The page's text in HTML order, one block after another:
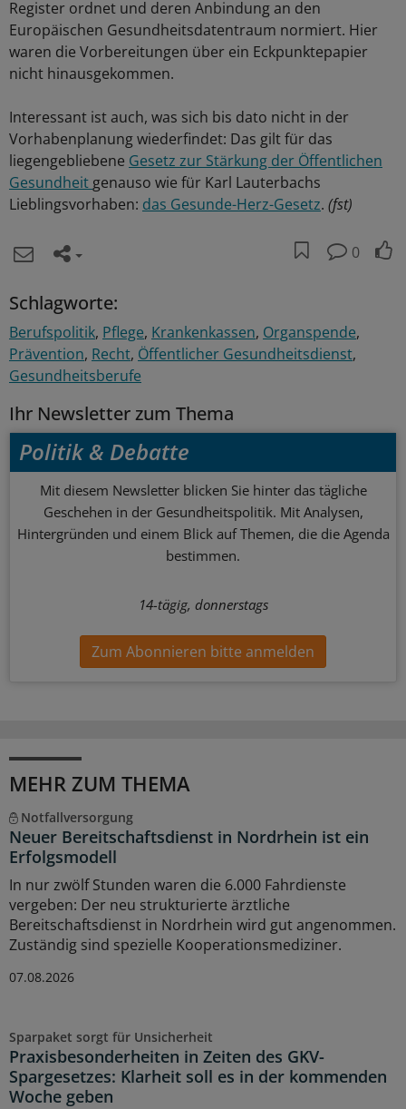
Register ordnet und deren Anbindung an den
Europäischen Gesundheitsdatentraum normiert. Hier
waren die Vorbereitungen über ein Eckpunktepapier
nicht hinausgekommen.
Interessant ist auch, was sich bis dato nicht in der
Vorhabenplanung wiederfindet: Das gilt für das
liegengebliebene Gesetz zur Stärkung der Öffentlichen
Gesundheit genauso wie für Karl Lauterbachs
Lieblingsvorhaben: das Gesunde-Herz-Gesetz. (fst)
0
Schlagworte:
Berufspolitik Pflege Krankenkassen Organspende
Prävention Recht Öffentlicher Gesundheitsdienst
Gesundheitsberufe
Ihr Newsletter zum Thema
Politik & Debatte
Mit diesem Newsletter blicken Sie hinter das tägliche
Geschehen in der Gesundheitspolitik. Mit Analysen,
Hintergründen und einem Blick auf Themen, die die Agenda
bestimmen.
14-tägig, donnerstags
Zum Abonnieren bitte anmelden
MEHR ZUM THEMA
Notfallversorgung
Neuer Bereitschaftsdienst in Nordrhein ist ein
Erfolgsmodell
In nur zwölf Stunden waren die 6.000 Fahrdienste
vergeben: Der neu strukturierte ärztliche
Bereitschaftsdienst in Nordrhein wird gut angenommen.
Zuständig sind spezielle Kooperationsmediziner.
07.08.2026
Sparpaket sorgt für Unsicherheit
Praxisbesonderheiten in Zeiten des GKV-
Spargesetzes: Klarheit soll es in der kommenden
Woche geben